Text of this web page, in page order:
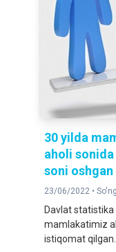
30 yilda
aholi
soni oshgan
23/06/2022 •
Davlat statistika
mamlakatimiz
istiqomat qilgan.